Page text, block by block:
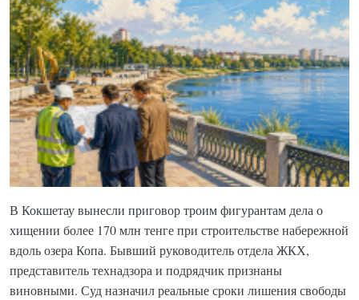
В Кокшетау вынесли приговор троим фигурантам дела о
хищении более 170 млн тенге при строительстве набережной
вдоль озера Копа. Бывший руководитель отдела ЖКХ,
представитель технадзора и подрядчик признаны
виновными. Суд назначил реальные сроки лишения свободы